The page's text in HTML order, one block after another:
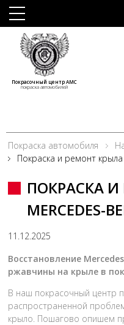
Покрасочный центр АМС
покраска автомобилей
Покраска автомобиля
Покраска и ремонт
ПОКРАСКА
MERCEDES-
11.12.2025
Восстановление
ржавчины на крыле в
В наш покрасочный центр
распространенной
крыло. Пошагово опишем